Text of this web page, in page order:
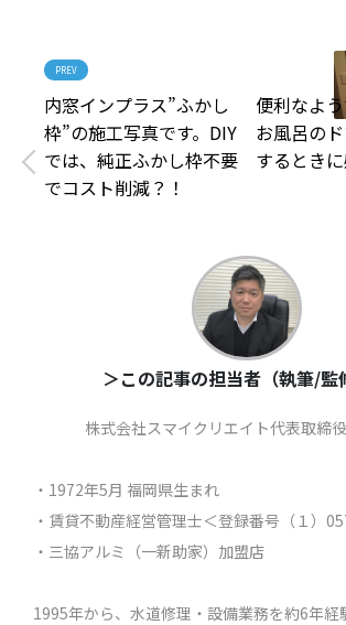
PREV
内窓インプラス”ふかし
枠”の施工写真です。DIY
では、純正ふかし枠不要
でコスト削減？！
便利なよ
お風呂の
するとき
＞この記事の担当者（執筆/監
株式会社スマイクリエイト代表取締
・1972年5月 福岡県生まれ
・賃貸不動産経営管理士＜登録番号（１）
・三協アルミ（一新助家）加盟店
1995年から、水道修理・設備業務を約6年経